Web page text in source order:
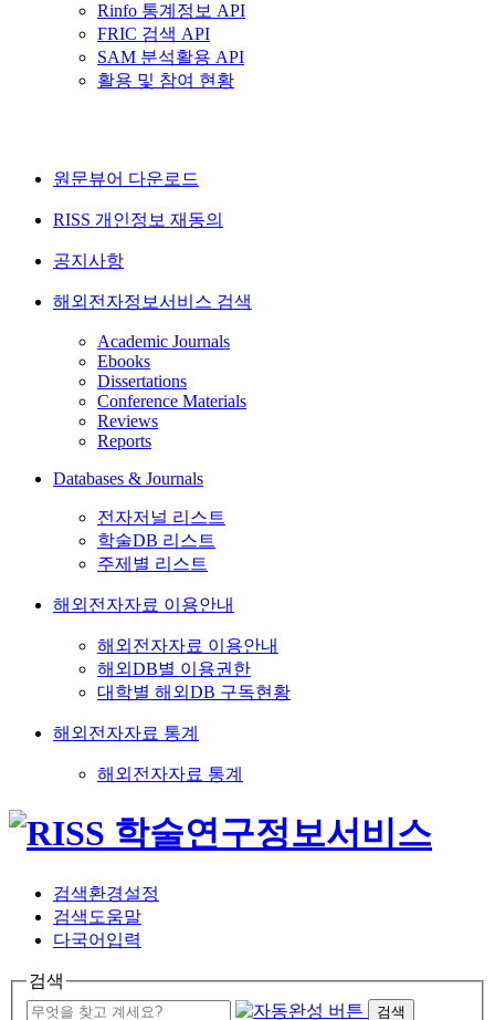
Rinfo 통계정보 API
FRIC 검색 API
SAM 분석활용 API
활용 및 참여 현황
원문뷰어 다운로드
RISS 개인정보 재동의
공지사항
해외전자정보서비스 검색
Academic Journals
Ebooks
Dissertations
Conference Materials
Reviews
Reports
Databases & Journals
전자저널 리스트
학술DB 리스트
주제별 리스트
해외전자자료 이용안내
해외전자자료 이용안내
해외DB별 이용권한
대학별 해외DB 구독현황
해외전자자료 통계
해외전자자료 통계
검색환경설정
검색도움말
다국어입력
검색
검색